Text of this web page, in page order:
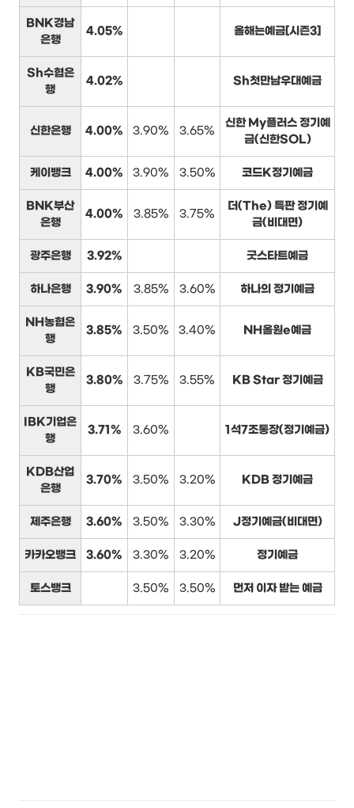
BNK경남
은행
4.05% 올해는예금[시즌3]
Sh수협은
행
4.02% Sh첫만남우대예금
신한은행 4.00% 3.90% 3.65%
신한 My플러스 정기예
금(신한SOL)
케이뱅크 4.00% 3.90% 3.50% 코드K정기예금
BNK부산
은행
4.00% 3.85% 3.75%
더(The) 특판 정기예
금(비대면)
광주은행 3.92% 굿스타트예금
하나은행 3.90% 3.85% 3.60% 하나의 정기예금
NH농협은
행
3.85% 3.50% 3.40% NH올원e예금
KB국민은
행
3.80% 3.75% 3.55% KB Star 정기예금
IBK기업은
행
3.71% 3.60% 1석7조통장(정기예금)
KDB산업
은행
3.70% 3.50% 3.20% KDB 정기예금
제주은행 3.60% 3.50% 3.30% J정기예금(비대면)
카카오뱅크 3.60% 3.30% 3.20% 정기예금
토스뱅크 3.50% 3.50% 먼저 이자 받는 예금